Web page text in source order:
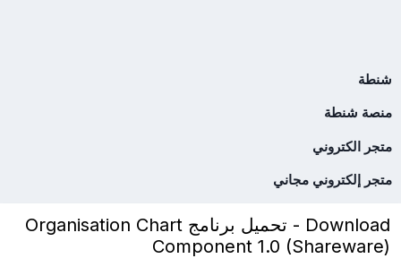
شنطة
منصة شنطة
متجر الكتروني
متجر إلكتروني مجاني
Download - تحميل برنامج Organisation Chart
Component 1.0 (Shareware)